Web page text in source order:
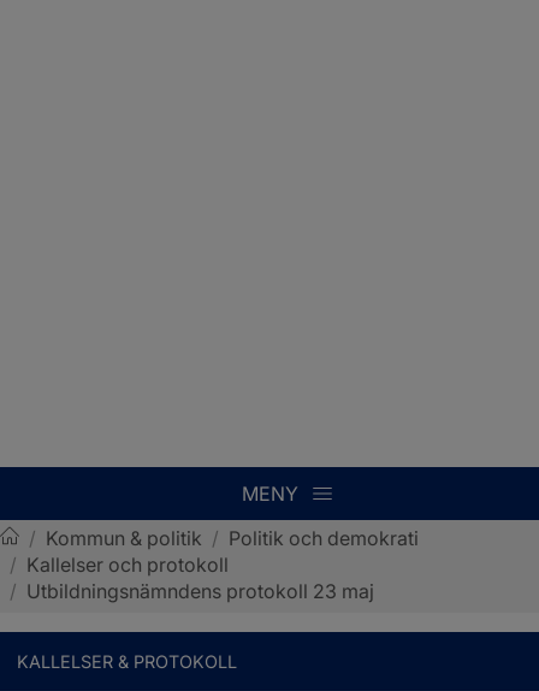
MENY
Sotenäs kommun
/ Kommun & politik / Politik och demokrati
/ Kallelser och protokoll
/ Utbildningsnämndens protokoll 23 maj
KALLELSER & PROTOKOLL